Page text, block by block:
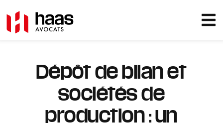
Dépôt de bilan et
sociétés de
production : un